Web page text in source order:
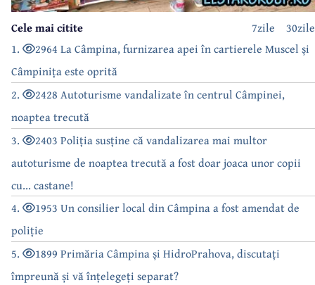
30zile
7zile
Cele mai citite
1.
2964 La Câmpina, furnizarea apei în cartierele Muscel și
Câmpinița este oprită
2.
2428 Autoturisme vandalizate în centrul Câmpinei,
noaptea trecută
3.
2403 Poliția susține că vandalizarea mai multor
autoturisme de noaptea trecută a fost doar joaca unor copii
cu... castane!
4.
1953 Un consilier local din Câmpina a fost amendat de
poliție
5.
1899 Primăria Câmpina și HidroPrahova, discutați
împreună și vă înțelegeți separat?